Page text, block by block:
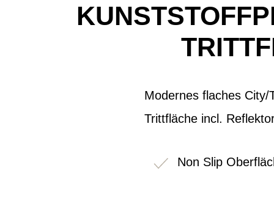
Modernes flaches
Trittfläche incl.
Non Slip